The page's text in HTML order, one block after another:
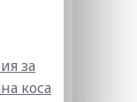
за
коса